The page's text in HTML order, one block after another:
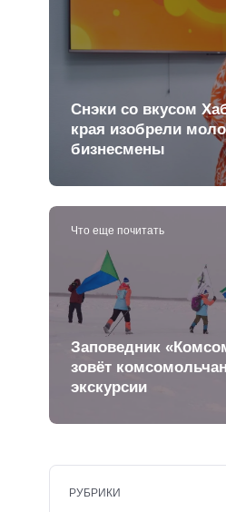
Снэки со вкусом
края изобрели
бизнесмены
Что еще почитать
Заповедник
зовёт
экскурсии
РУБРИКИ